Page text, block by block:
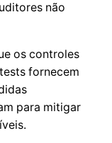
não
os controles
fornecem
para mitigar